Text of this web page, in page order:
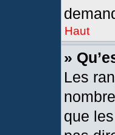
Haut
»
Les
que